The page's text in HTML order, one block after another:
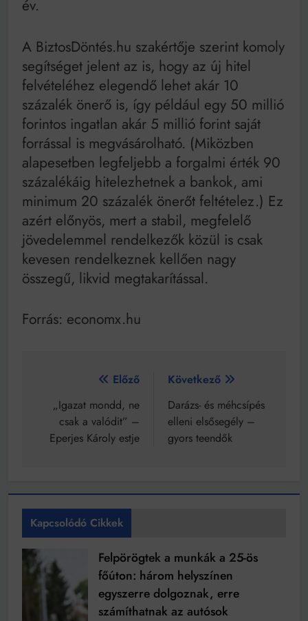
év.
A BiztosDöntés.hu szakértője szerint komoly
segítséget jelent az is, hogy az új hitel
felvételéhez elegendő lehet akár 10
százalék önerő is, így például egy 50 millió
forintos ingatlan akár 5 millió forint saját
forrással is megvásárolható. (Miközben
alapesetben legfeljebb a forgalmi érték 90
százalékáig hitelezhetnek a bankok, ami
minimum 20 százalék önerőt feltételez.) Ez
azért előnyös, mert a stabil, megfelelő
jövedelemmel rendelkezők közül is csak
kevesen rendelkeznek kellően nagy
összegű, likvid megtakarítással.
Forrás: economx.hu
Bejegyzés
navigáció
Előző
„Igazat mondd, ne
csak a valódit” –
Eperjes Károly estje
Következő
Darázs- és méhcsípés
elleni elsősegély –
gyors teendők
Kapcsolódó Cikkek
Felpörögtek a munkák a 25-ös
főúton: három helyszínen
egyszerre dolgoznak, erre
számíthatnak az autósok